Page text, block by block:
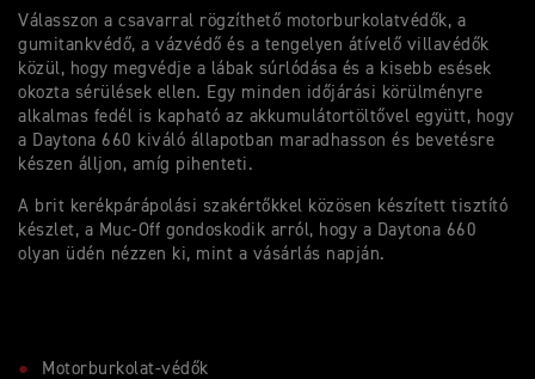
Válasszon a csavarral rögzíthető motorburkolatvédők, a
gumitankvédő, a vázvédő és a tengelyen átívelő villavédők
közül, hogy megvédje a lábak súrlódása és a kisebb esések
okozta sérülések ellen. Egy minden időjárási körülményre
alkalmas fedél is kapható az akkumulátortöltővel együtt, hogy
a Daytona 660 kiváló állapotban maradhasson és bevetésre
készen álljon, amíg pihenteti.
A brit kerékpárápolási szakértőkkel közösen készített tisztító
készlet, a Muc-Off gondoskodik arról, hogy a Daytona 660
olyan üdén nézzen ki, mint a vásárlás napján.
Motorburkolat-védők